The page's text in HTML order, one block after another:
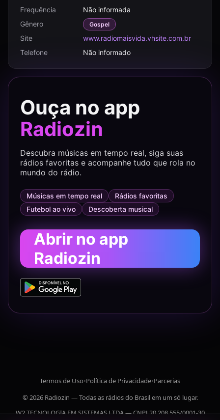
Frequência
Não informada
Gênero
Gospel
Site
www.radiomaisvida.vhsite.com.br
Telefone
Não informado
Ouça no app
Radiozin
Descubra músicas em tempo real, siga suas
rádios favoritas e acompanhe tudo que rola no
mundo do rádio.
Músicas em tempo real
Rádios favoritas
Futebol ao vivo
Descoberta musical
Abrir no app
Radiozin
Termos de Uso•Política de Privacidade•Parcerias
© 2026 Radiozin — Todas as rádios do Brasil em um só lugar.
W2 TECNOLOGIA EM SISTEMAS LTDA — CNPJ 20.208.555/0001-30